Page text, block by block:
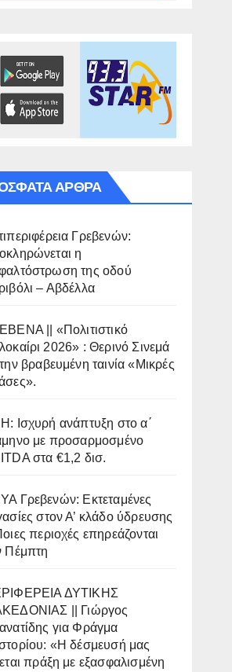
ΆΡΘΡΑ
Γρεβενών:
η
της οδού
– Αβδέλλα
|| «Πολιτιστικό
2026» : Θερινό Σινεμά
βραβευμένη ταινία «Μικρές
Ισχυρή ανάπτυξη στο α΄
με προσαρμοσμένο
στα €1,2 δισ.
Γρεβενών: Εκτεταμένες
στον Α’ κλάδο ύδρευσης
περιοχές επηρεάζονται
Πέμπτη
ΔΥΤΙΚΗΣ
|| Γιώργος
για Φράγμα
«Η δέσμευσή μας
πράξη με εξασφαλισμένη